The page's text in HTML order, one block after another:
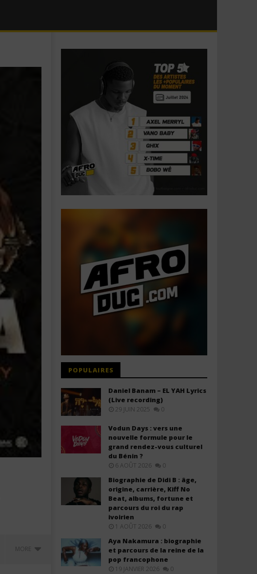
MORE
POPULAIRES
Daniel Banam – EL YAH Lyrics
(Live recording)
29 JUIN 2025 0
Vodun Days : vers une
nouvelle formule pour le
grand rendez-vous culturel
du Bénin ?
6 AOÛT 2026 0
Biographie de Didi B : âge,
origine, carrière, Kiff No
Beat, albums, fortune et
parcours du roi du rap
ivoirien
1 AOÛT 2026 0
Aya Nakamura : biographie
et parcours de la reine de la
pop francophone
19 JANVIER 2026 0